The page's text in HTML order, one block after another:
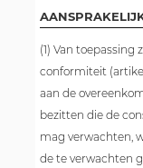
(1) Van
conformiteit (artikel
aan de
bezitten die de
mag verwachten,
de te verwachten